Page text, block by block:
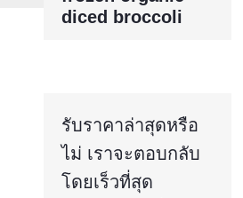
diced broccoli
รับราคาล่าสุดหรือ
ไม่ เราจะตอบกลับ
โดยเร็วที่สุด